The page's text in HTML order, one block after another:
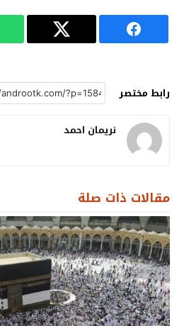
رابط مختصر
نريمان احمد
مقالات ذات صلة